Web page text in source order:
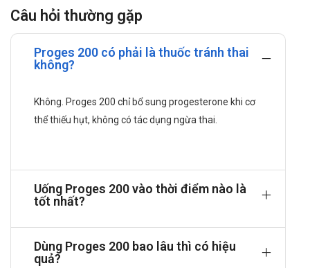
Progesterone là một hormone steroid tự nhiên
được cơ thể tiết ra chủ yếu từ hoàng thể trong nửa
tổng hợp từ các tiền chất steroid tại buồng trứng,
tinh hoàn, vỏ tuyến thượng thận và nhau thai, dưới
Progesterone giữ vai trò then chốt trong việc tạo
điều kiện cho trứng làm tổ và bảo đảm sự ổn định
đầy đủ, progesterone giúp niêm mạc tử cung phát
triển và chuyển sang giai đoạn chế tiết (pha hoàng
thể), tạo môi trường thuận lợi cho phôi thai. Khi
quá trình bong niêm mạc tử cung sẽ xảy ra, từ
đó khởi phát hiện tượng hành kinh.
Câu hỏi thường gặp
Proges 200 có phải là thuốc tránh thai
không?
Không. Proges 200 chỉ bổ sung progesterone khi cơ
thể thiếu hụt, không có tác dụng ngừa thai.
Uống Proges 200 vào thời điểm nào là
tốt nhất?
Dùng Proges 200 bao lâu thì có hiệu
quả?